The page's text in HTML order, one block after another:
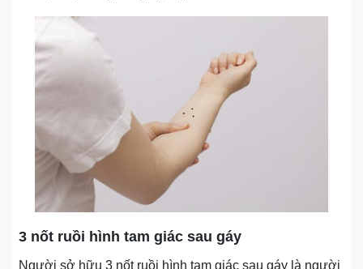
3 nốt ruồi hình tam giác sau gáy
Người sở hữu 3 nốt ruồi hình tam giác sau gáy là người